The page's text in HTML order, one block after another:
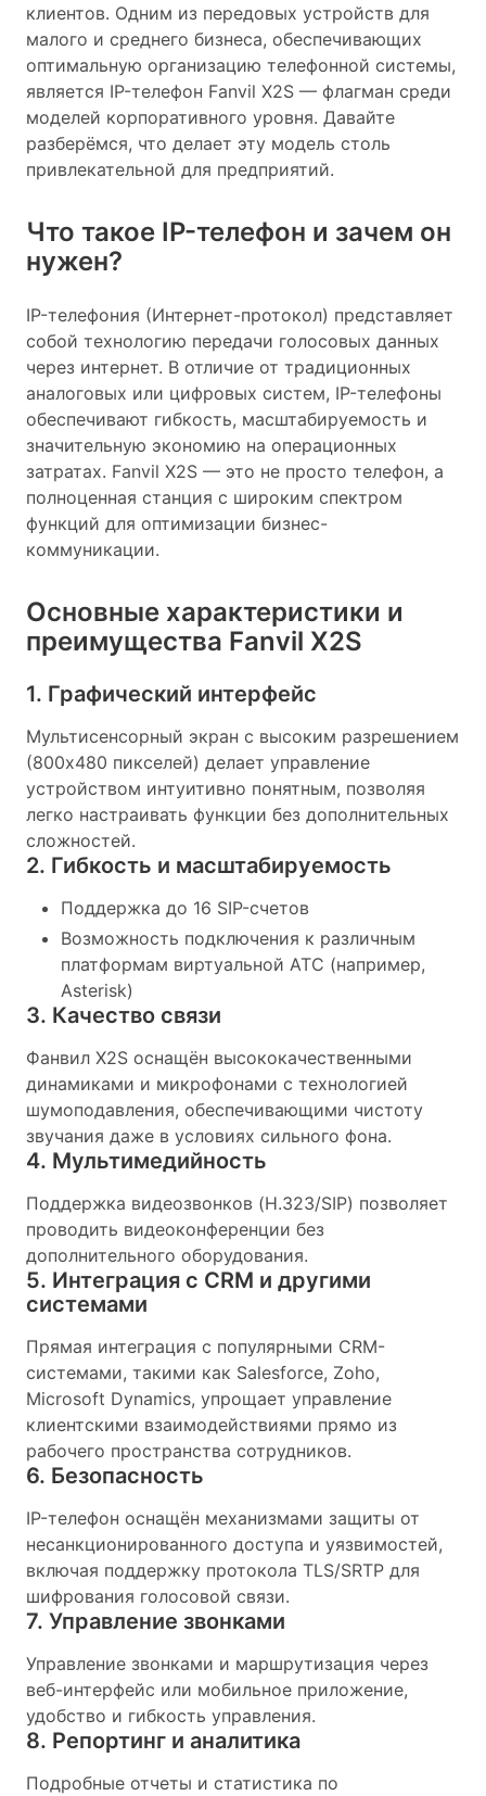
клиентов. Одним из передовых устройств для
малого и среднего бизнеса, обеспечивающих
оптимальную организацию телефонной системы,
является IP-телефон Fanvil X2S — флагман среди
моделей корпоративного уровня. Давайте
разберёмся, что делает эту модель столь
привлекательной для предприятий.
Что такое IP-телефон и зачем он
нужен?
IP-телефония (Интернет-протокол) представляет
собой технологию передачи голосовых данных
через интернет. В отличие от традиционных
аналоговых или цифровых систем, IP-телефоны
обеспечивают гибкость, масштабируемость и
значительную экономию на операционных
затратах. Fanvil X2S — это не просто телефон, а
полноценная станция с широким спектром
функций для оптимизации бизнес-
коммуникации.
Основные характеристики и
преимущества Fanvil X2S
1. Графический интерфейс
Мультисенсорный экран с высоким разрешением
(800x480 пикселей) делает управление
устройством интуитивно понятным, позволяя
легко настраивать функции без дополнительных
сложностей.
2. Гибкость и масштабируемость
Поддержка до 16 SIP-счетов
Возможность подключения к различным
платформам виртуальной АТС (например,
Asterisk)
3. Качество связи
Фанвил X2S оснащён высококачественными
динамиками и микрофонами с технологией
шумоподавления, обеспечивающими чистоту
звучания даже в условиях сильного фона.
4. Мультимедийность
Поддержка видеозвонков (H.323/SIP) позволяет
проводить видеоконференции без
дополнительного оборудования.
5. Интеграция с CRM и другими
системами
Прямая интеграция с популярными CRM-
системами, такими как Salesforce, Zoho,
Microsoft Dynamics, упрощает управление
клиентскими взаимодействиями прямо из
рабочего пространства сотрудников.
6. Безопасность
IP-телефон оснащён механизмами защиты от
несанкционированного доступа и уязвимостей,
включая поддержку протокола TLS/SRTP для
шифрования голосовой связи.
7. Управление звонками
Управление звонками и маршрутизация через
веб-интерфейс или мобильное приложение,
удобство и гибкость управления.
8. Репортинг и аналитика
Подробные отчеты и статистика по